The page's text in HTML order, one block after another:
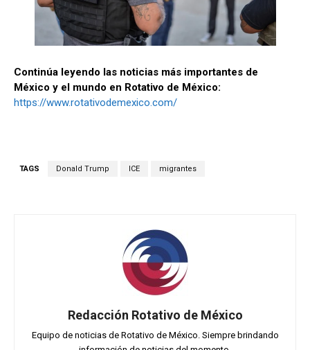
Continúa leyendo las noticias más importantes de
México y el mundo en Rotativo de México:
https://www.rotativodemexico.com/
TAGS Donald Trump ICE migrantes
Redacción Rotativo de México
Equipo de noticias de Rotativo de México. Siempre brindando